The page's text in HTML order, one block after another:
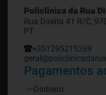
Policlinica da Rua
Rua Direita 41 R/C,
PT
+351295215269
Pagamentos
Dinheiro